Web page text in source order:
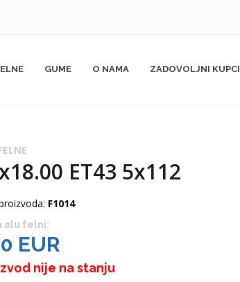
GUME O NAMA ZADOVOLJNI KUPCI
ET43 5x112
F1014
alu felni:
EUR
nije na stanju